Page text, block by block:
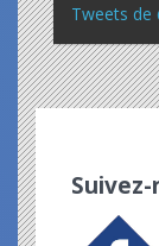
Tweets de
Suivez-